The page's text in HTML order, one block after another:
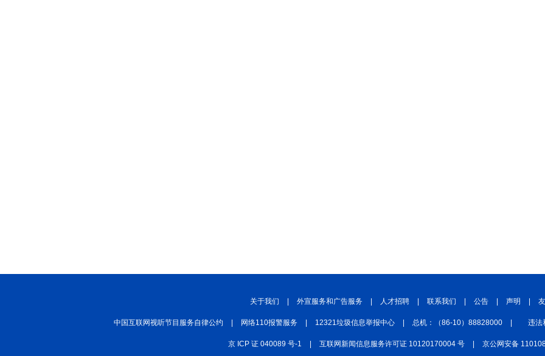
关于我们 外宣服务和广告服务 人才招聘 联系我们 公告 声明
中国互联网视听节目服务自律公约 网络110报警服务 12321垃圾信息举报中心 总机：（86-10）88828000 违法
京 ICP 证 040089 号-1 互联网新闻信息服务许可证 10120170004 号 京公网安备